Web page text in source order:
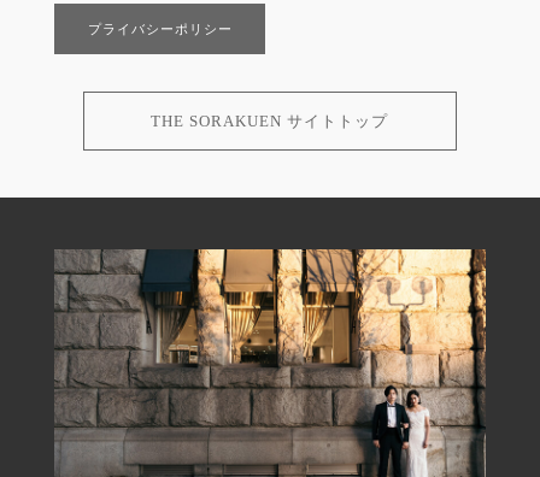
プライバシーポリシー
THE SORAKUEN サイトトップ